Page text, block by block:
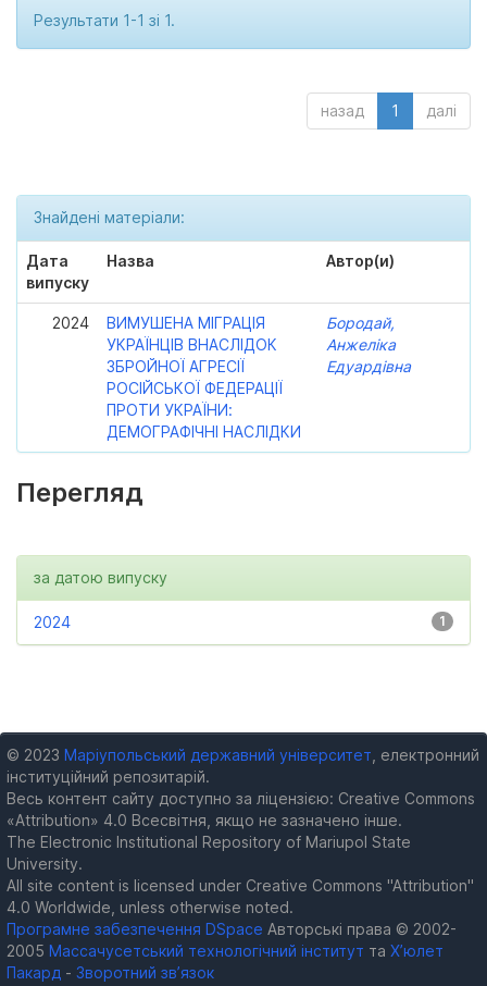
Результати 1-1 зі 1.
назад 1 далі
Знайдені матеріали:
Дата
випуску
Назва Автор(и)
2024
ВИМУШЕНА МІГРАЦІЯ
УКРАЇНЦІВ ВНАСЛІДОК
ЗБРОЙНОЇ АГРЕСІЇ
РОСІЙСЬКОЇ ФЕДЕРАЦІЇ
ПРОТИ УКРАЇНИ:
ДЕМОГРАФІЧНІ НАСЛІДКИ
Бородай,
Анжеліка
Едуардівна
Перегляд
за датою випуску
1
2024
© 2023 Маріупольський державний університет , електронний
інституційний репозитарій.
Весь контент сайту доступно за ліцензією: Creative Commons
«Attribution» 4.0 Всесвітня, якщо не зазначено інше.
The Electronic Institutional Repository of Mariupol State
University.
All site content is licensed under Creative Commons "Attribution"
4.0 Worldwide, unless otherwise noted.
Програмне забезпечення DSpace Авторські права © 2002-
2005 Массачусетський технологічний інститут та Х’юлет
Пакард - Зворотний зв’язок